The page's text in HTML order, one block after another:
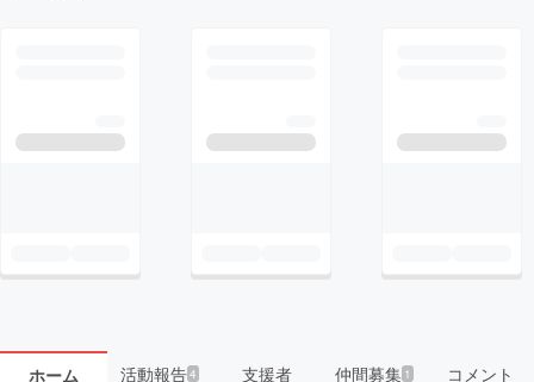
ホーム 活動報告4 支援者 仲間募集 1 コメント